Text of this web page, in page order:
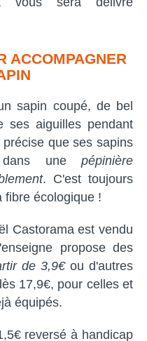
ACCOMPAGNER
sapin coupé, de bel
ses aiguilles pendant
précise que ses sapins
dans une pépinière
. C'est toujours
fibre écologique !
Castorama est vendu
propose des
de 3,9€ou d'autres
17,9€, pour celles et
équipés.
reversé à handicap